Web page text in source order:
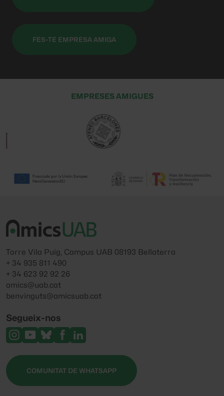
FES-TE EMPRESA AMIGA
EMPRESES AMIGUES
Torre Vila Puig, Campus UAB 08193 Bellaterra
+ 34 935 811 490
+ 34 623 92 92 26
amics@uab.cat
benvinguts@amicsuab.cat
Segueix-nos
COMUNITAT DE WHATSAPP